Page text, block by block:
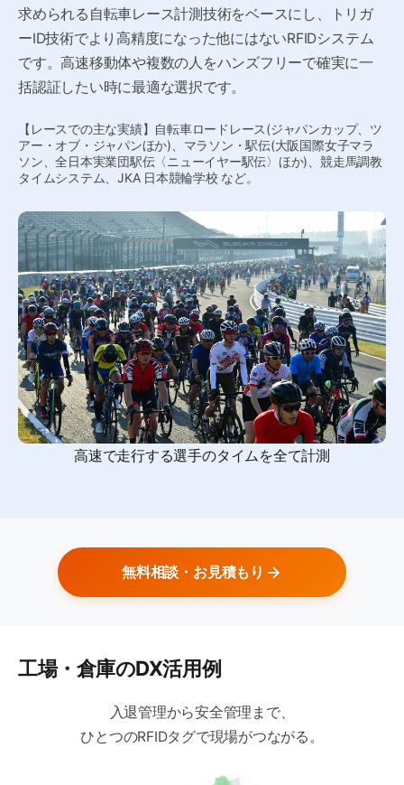
求められる自転車レース計測技術をベースにし、トリガ
ーID技術でより高精度になった他にはないRFIDシステム
です。高速移動体や複数の人をハンズフリーで確実に一
括認証したい時に最適な選択です。
【レースでの主な実績】自転車ロードレース(ジャパンカップ、ツ
アー・オブ・ジャパンほか)、マラソン・駅伝(大阪国際女子マラ
ソン、全日本実業団駅伝〈ニューイヤー駅伝〉ほか)、競走馬調教
タイムシステム、JKA 日本競輪学校 など。
高速で走行する選手のタイムを全て計測
無料相談・お見積もり
工場・倉庫のDX活用例
入退管理から安全管理まで、
ひとつのRFIDタグで現場がつながる。